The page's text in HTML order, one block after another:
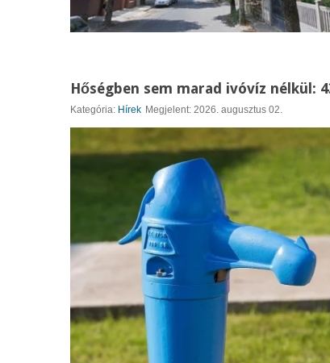
Hőségben sem marad ivóvíz nélkül:
Kategória: Hírek Megjelent: 2026. augusztus 02.